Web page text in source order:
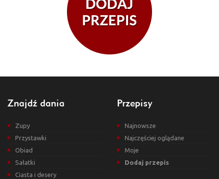
Znajdź dania
Zupy
Przystawki
Obiad
Sałatki
Ciasta i desery
Przepisy
Najnowsze
Najczęściej oglądane
Moje
Dodaj przepis